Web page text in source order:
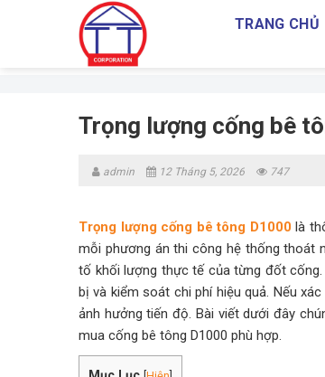
TRANG CHỦ
Trọng lượng cống bê
admin 12 Tháng 5, 2026 747
Trọng lượng cống bê tông D1000là
mỗi phương án thi công hệ thống thoát
tố khối lượng thực tế của từng đốt
bị và kiểm soát chi phí hiệu quả. Nếu
ảnh hưởng tiến độ. Bài viết dưới đây
mua cống bê tông D1000 phù hợp.